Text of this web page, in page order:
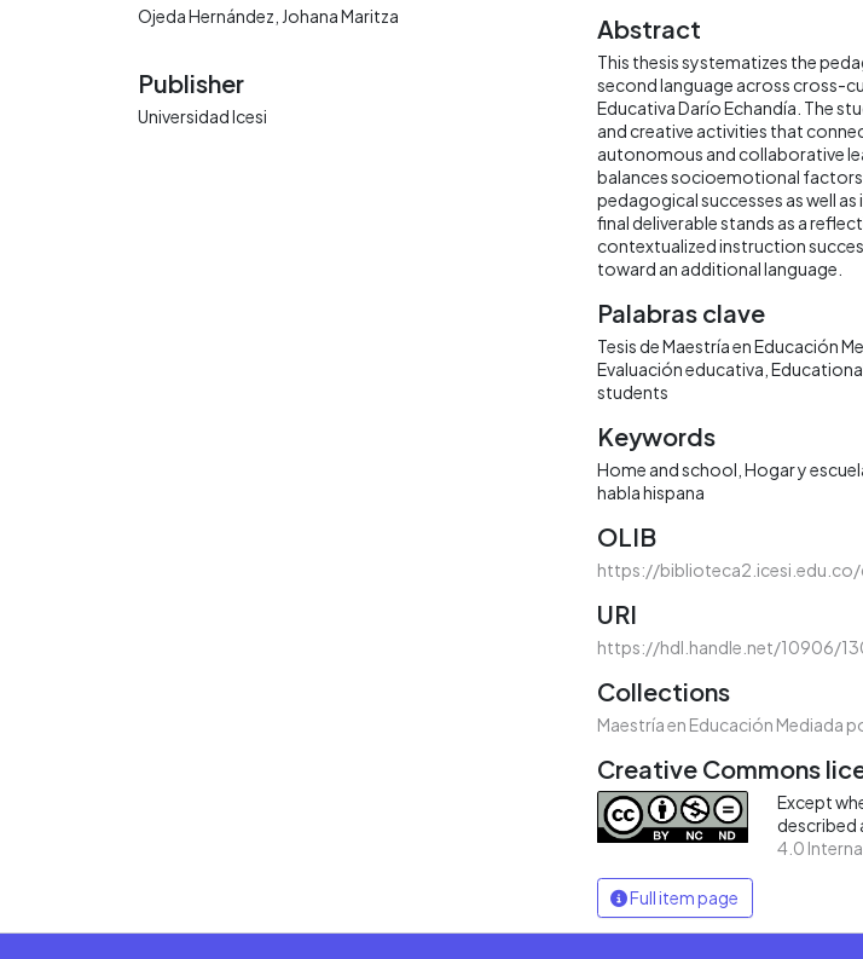
Ojeda Hernández, Johana Maritza
Publisher
Universidad Icesi
Abstract
This thesis systematizes the
second language across cross-
Educativa Darío Echandía. The
and creative activities that
autonomous and collaborative
balances socioemotional factors
pedagogical successes as well
final deliverable stands as a
contextualized instruction
toward an additional language.
Palabras clave
Tesis de Maestría en Educación
Evaluación educativa
students
Keywords
Home and school Hogar y
habla hispana
OLIB
https://
URI
https://hdl.handle.net/10906/
Collections
Maestría en Educación Mediada
Creative Commons
Except
described
4.0
Full item page